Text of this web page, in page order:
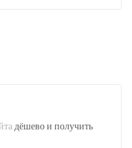
дёшево и получить